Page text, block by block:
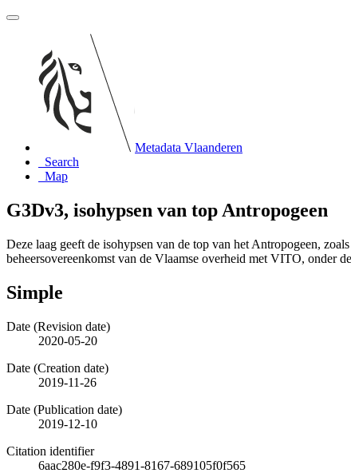
Metadata Vlaanderen
Search
Map
G3Dv3, isohypsen van top Antropogeen
Deze laag geeft de isohypsen van de top van het Antropogeen,
beheersovereenkomst van de Vlaamse overheid met VITO,
Simple
Date (Revision date)
2020-05-20
Date (Creation date)
2019-11-26
Date (Publication date)
2019-12-10
Citation identifier
6aac280e-f9f3-4891-8167-689105f0f565